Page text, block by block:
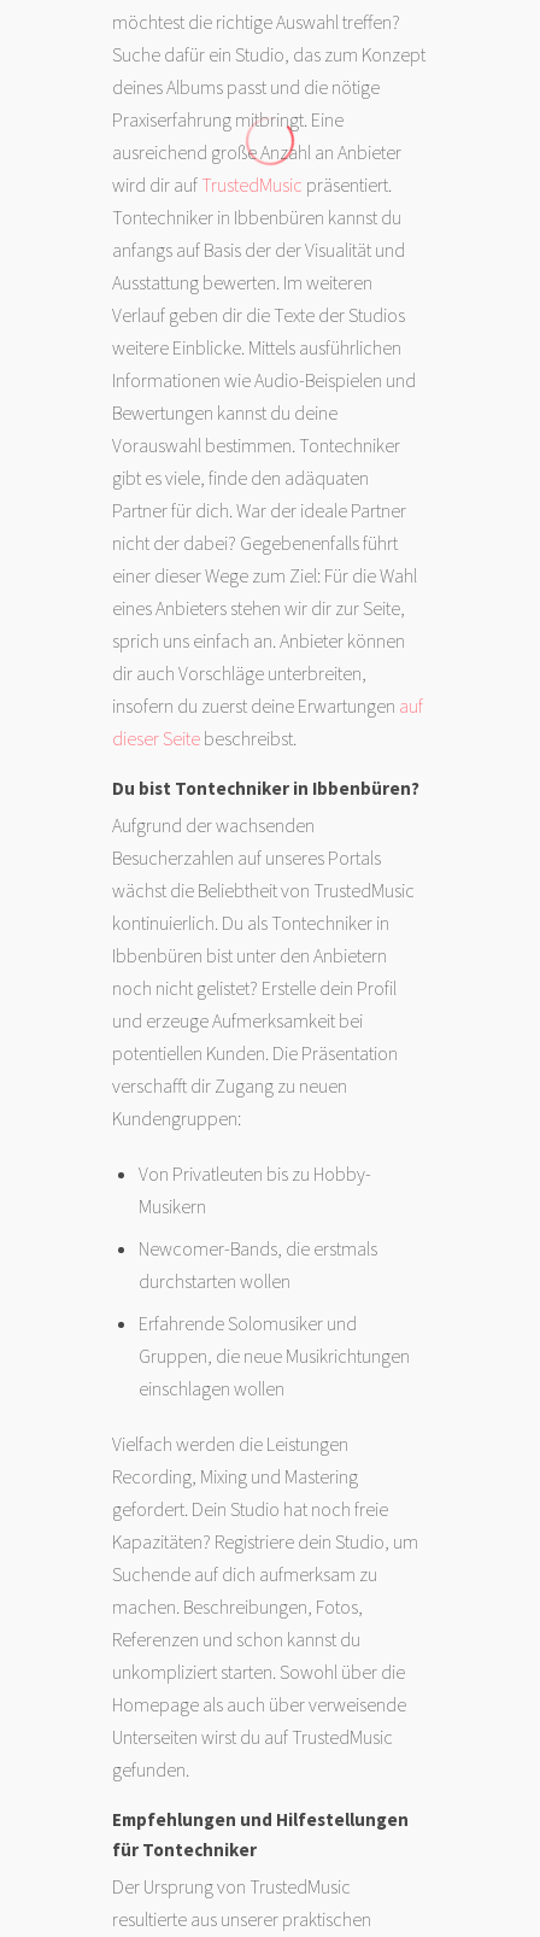
möchtest die richtige Auswahl treffen?
Suche dafür ein Studio, das zum Konzept
deines Albums passt und die nötige
Praxiserfahrung mitbringt. Eine
ausreichend große Anzahl an Anbieter
wird dir auf TrustedMusic präsentiert.
Tontechniker in Ibbenbüren kannst du
anfangs auf Basis der der Visualität und
Ausstattung bewerten. Im weiteren
Verlauf geben dir die Texte der Studios
weitere Einblicke. Mittels ausführlichen
Informationen wie Audio-Beispielen und
Bewertungen kannst du deine
Vorauswahl bestimmen. Tontechniker
gibt es viele, finde den adäquaten
Partner für dich. War der ideale Partner
nicht der dabei? Gegebenenfalls führt
einer dieser Wege zum Ziel: Für die Wahl
eines Anbieters stehen wir dir zur Seite,
sprich uns einfach an. Anbieter können
dir auch Vorschläge unterbreiten,
insofern du zuerst deine Erwartungen auf
dieser Seite beschreibst.
Du bist Tontechniker in Ibbenbüren?
Aufgrund der wachsenden
Besucherzahlen auf unseres Portals
wächst die Beliebtheit von TrustedMusic
kontinuierlich. Du als Tontechniker in
Ibbenbüren bist unter den Anbietern
noch nicht gelistet? Erstelle dein Profil
und erzeuge Aufmerksamkeit bei
potentiellen Kunden. Die Präsentation
verschafft dir Zugang zu neuen
Kundengruppen:
Von Privatleuten bis zu Hobby-
Musikern
Newcomer-Bands, die erstmals
durchstarten wollen
Erfahrende Solomusiker und
Gruppen, die neue Musikrichtungen
einschlagen wollen
Vielfach werden die Leistungen
Recording, Mixing und Mastering
gefordert. Dein Studio hat noch freie
Kapazitäten? Registriere dein Studio, um
Suchende auf dich aufmerksam zu
machen. Beschreibungen, Fotos,
Referenzen und schon kannst du
unkompliziert starten. Sowohl über die
Homepage als auch über verweisende
Unterseiten wirst du auf TrustedMusic
gefunden.
Empfehlungen und Hilfestellungen
für Tontechniker
Der Ursprung von TrustedMusic
resultierte aus unserer praktischen